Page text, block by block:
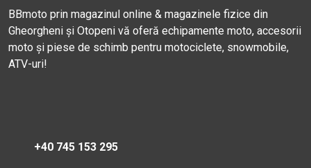
BBmoto prin magazinul online & magazinele fizice din
Gheorgheni și Otopeni vă oferă echipamente moto, accesorii
moto și piese de schimb pentru motociclete, snowmobile,
ATV-uri!
+40 745 153 295